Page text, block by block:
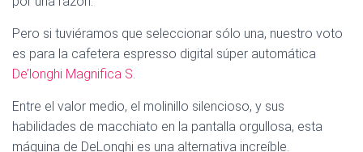
Pero si tuviéramos que seleccionar sólo una, nuestro voto
es para la cafetera espresso digital súper automática
De’longhi Magnifica S
Entre el valor medio, el molinillo silencioso, y sus
habilidades de macchiato en la pantalla orgullosa, esta
máquina de DeLonghi es una alternativa increíble.